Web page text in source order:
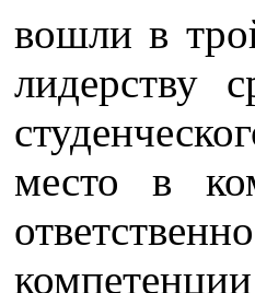
вошли в
лидерству
место в